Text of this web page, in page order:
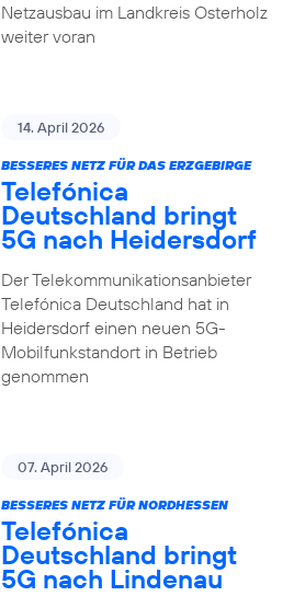
Netzausbau im Landkreis Osterholz
weiter voran
14. April 2026
BESSERES NETZ FÜR DAS ERZGEBIRGE
Telefónica
Deutschland bringt
5G nach Heidersdorf
Der Telekommunikationsanbieter
Telefónica Deutschland hat in
Heidersdorf einen neuen 5G-
Mobilfunkstandort in Betrieb
genommen
07. April 2026
BESSERES NETZ FÜR NORDHESSEN
Telefónica
Deutschland bringt
5G nach Lindenau